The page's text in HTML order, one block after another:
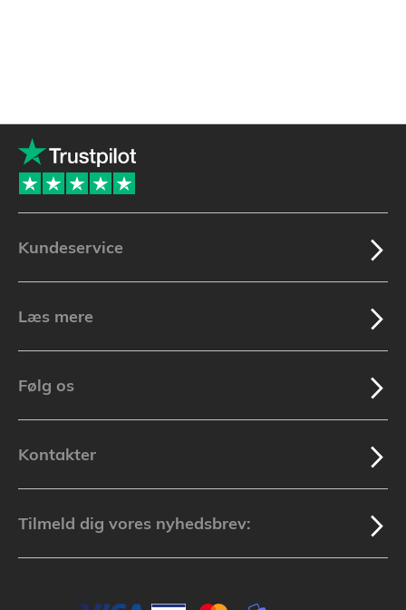
Kundeservice
Læs mere
Følg os
Kontakter
Tilmeld dig vores nyhedsbrev: